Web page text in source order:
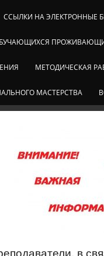
ССЫЛКИ НА ЭЛЕКТРОННЫЕ
МЕТОДИЧЕСКАЯ
МАСТЕРСТВА
в